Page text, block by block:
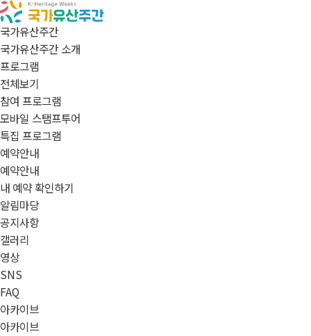
국가유산주간
국가유산주간 소개
프로그램
전체보기
참여 프로그램
모바일 스탬프투어
특집 프로그램
예약안내
예약안내
내 예약 확인하기
알림마당
공지사항
갤러리
영상
SNS
FAQ
아카이브
아카이브